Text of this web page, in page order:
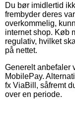
Du bør imidlertid
frembyder deres
overkommelig,
internet shop. Køb
regulativ, hvilket
på nettet.
Generelt anbefaler
MobilePay.
fx ViaBill, såfremt
over en periode.